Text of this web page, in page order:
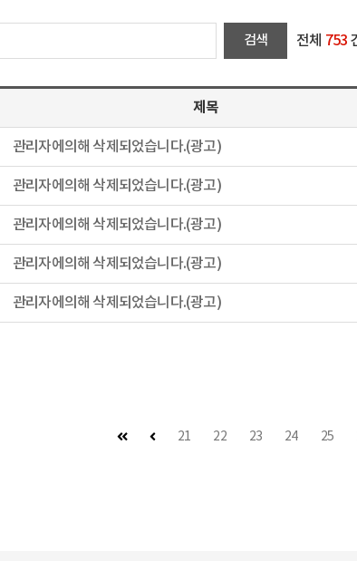
전체 753
제목
관리자에의해 삭제되었습니다.(광고)
관리자에의해 삭제되었습니다.(광고)
관리자에의해 삭제되었습니다.(광고)
관리자에의해 삭제되었습니다.(광고)
관리자에의해 삭제되었습니다.(광고)
첫 페이지이전 페이지
21 22 23 24 25